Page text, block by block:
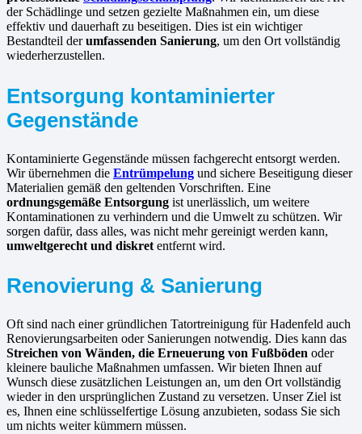
der Schädlinge und setzen gezielte Maßnahmen ein, um diese
effektiv und dauerhaft zu beseitigen. Dies ist ein wichtiger
Bestandteil derumfassenden Sanierung, um den Ort vollständig
wiederherzustellen.
Entsorgung kontaminierter
Gegenstände
Kontaminierte Gegenstände müssen fachgerecht entsorgt werden.
Wir übernehmen die Entrümpelung und sichere Beseitigung dieser
Materialien gemäß den geltenden Vorschriften. Eine
ordnungsgemäße Entsorgung ist unerlässlich, um weitere
Kontaminationen zu verhindern und die Umwelt zu schützen. Wir
sorgen dafür, dass alles, was nicht mehr gereinigt werden kann,
umweltgerecht und diskret entfernt wird.
Renovierung & Sanierung
Oft sind nach einer gründlichen Tatortreinigung für Hadenfeld auch
Renovierungsarbeiten oder Sanierungen notwendig. Dies kann das
Streichen von Wänden, die Erneuerung von Fußböden oder
kleinere bauliche Maßnahmen umfassen. Wir bieten Ihnen auf
Wunsch diese zusätzlichen Leistungen an, um den Ort vollständig
wieder in den ursprünglichen Zustand zu versetzen. Unser Ziel ist
es, Ihnen eine schlüsselfertige Lösung anzubieten, sodass Sie sich
um nichts weiter kümmern müssen.